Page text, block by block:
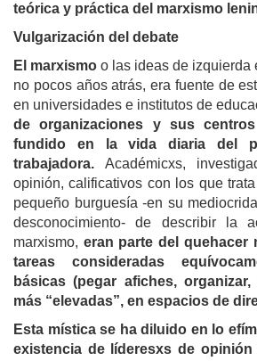
teórica y práctica del marxismo
Vulgarización del debate
El marxismo o las ideas de izquierda
no pocos años atrás, era fuente de
en universidades e institutos de
de organizaciones y sus
fundido en la vida diaria del
trabajadora. Académicxs,
opinión, calificativos con los que
pequeño burguesía -en su
desconocimiento- de describir la
marxismo, eran parte del quehacer
tareas consideradas
básicas (pegar afiches,
más “elevadas”, en espacios de
Esta mística se ha diluido en lo
existencia de líderesxs de